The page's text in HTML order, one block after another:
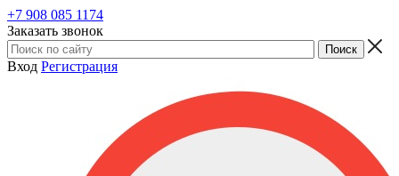
+7 908 085 1174
Заказать звонок
Вход Регистрация